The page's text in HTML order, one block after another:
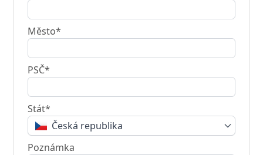
Město*
PSČ*
Stát*
Česká republika
Poznámka